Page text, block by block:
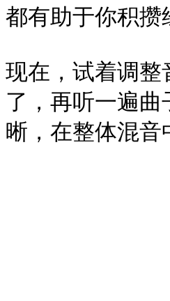
都有助于你积攒
现在，试着调
了，再听一遍